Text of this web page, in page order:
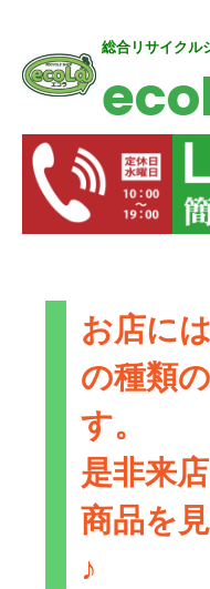
総合リサイクル
お店に
の種類
す。
是非来
商品を
♪